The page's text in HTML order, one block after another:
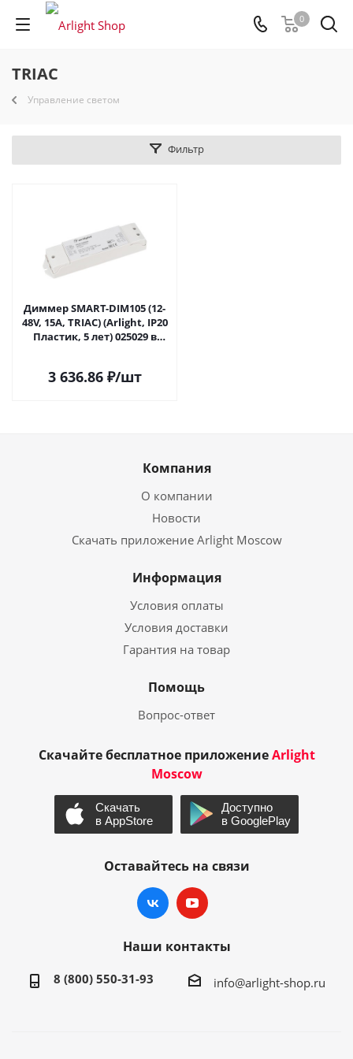
0
TRIAC
Управление светом
Фильтр
Диммер SMART-DIM105 (12-
48V, 15A, TRIAC) (Arlight, IP20
Пластик, 5 лет) 025029 в
3 636.86₽/шт
Компания
О компании
Новости
Скачать приложение Arlight Moscow
Информация
Условия оплаты
Условия доставки
Гарантия на товар
Помощь
Вопрос-ответ
Скачайте бесплатное приложениеArlight
Moscow
Оставайтесь на связи
Наши контакты
8 (800) 550-31-93 info@arlight-shop.ru